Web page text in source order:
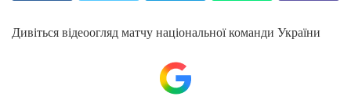
Дивіться відеоогляд матчу національної команди України